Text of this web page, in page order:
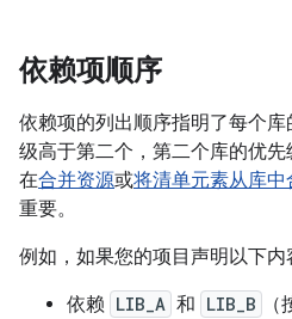
依赖项顺序
依赖项的列出顺序指明了每个
级高于第二个，第二个库的优先
在合并资源或将清单元素从库中
重要。
例如，如果您的项目声明以下内
依赖 LIB_A 和 LIB_B